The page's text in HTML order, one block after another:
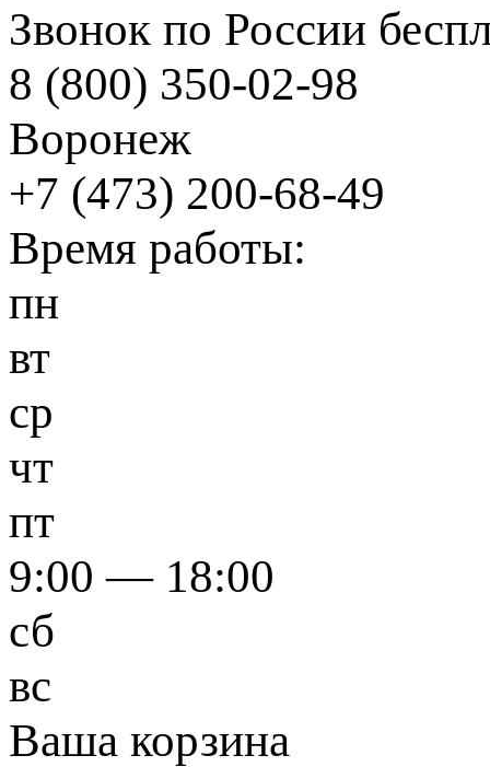
Звонок по России
8 (800) 350-02-98
Воронеж
+7 (473) 200-68-49
Время работы:
пн
вт
ср
чт
пт
9:00 — 18:00
сб
вс
Ваша корзина